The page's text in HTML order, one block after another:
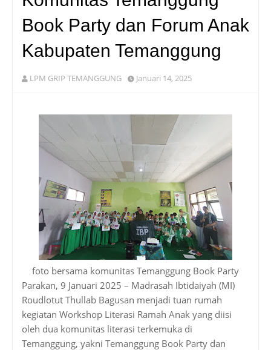
Book Party dan Forum Anak
Kabupaten Temanggung
LPM GRIP TEMANGGUNG Januari 14, 2025
foto bersama komunitas Temanggung Book Party
Parakan, 9 Januari 2025 – Madrasah Ibtidaiyah (MI)
Roudlotut Thullab Bagusan menjadi tuan rumah
kegiatan Workshop Literasi Ramah Anak yang diisi
oleh dua komunitas literasi terkemuka di
Temanggung, yakni Temanggung Book Party dan